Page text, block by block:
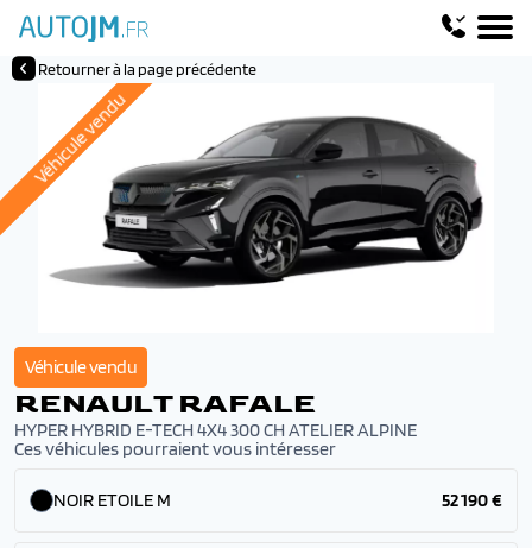
Retourner à la page précédente
Véhicule vendu
Véhicule vendu
RENAULT RAFALE
HYPER HYBRID E-TECH 4X4 300 CH ATELIER ALPINE
Ces véhicules pourraient vous intéresser
NOIR ETOILE M 52 190 €